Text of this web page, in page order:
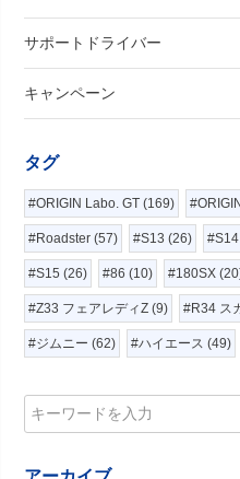
サポートドライバー
キャンペーン
タグ
#ORIGIN Labo. GT (169)
#Roadster (57) #S13 (26)
#S15 (26) #86 (10) #180SX
#Z33 フェアレディZ (9) #R34 ス
#ジムニー (62) #ハイエース (49)